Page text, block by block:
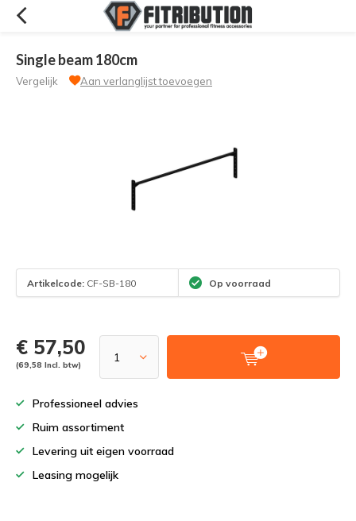
Single beam 180cm
Vergelijk Aan verlanglijst toevoegen
Artikelcode: CF-SB-180 Op voorraad
€ 57,50
(69,58 Incl. btw)
Professioneel advies
Ruim assortiment
Levering uit eigen voorraad
Leasing mogelijk